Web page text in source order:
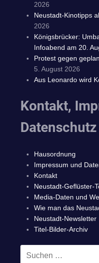
2026
Neustadt-Kinotipps
2026
Königsbrücker:
Infoabend am 20.
Protest gegen
5. August 2026
Aus Leonardo wird
Kontakt,
Datenschutz
Hausordnung
Impressum und
Kontakt
Neustadt-Geflüster-
Media-Daten und
Wie man das
Neustadt-Newsletter
Titel-Bilder-Archiv
Suchen